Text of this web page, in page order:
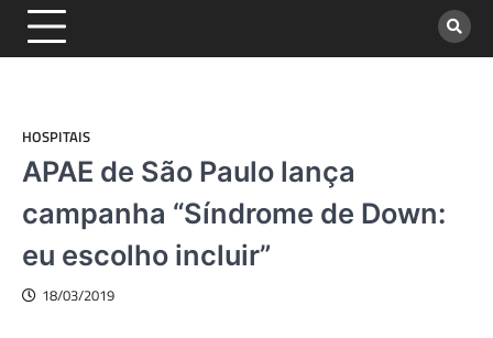
HOSPITAIS
APAE de São Paulo lança
campanha “Síndrome de Down:
eu escolho incluir”
18/03/2019